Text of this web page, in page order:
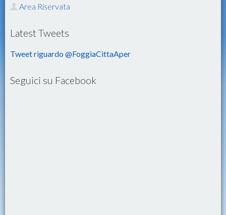
Area Riservata
Latest Tweets
Tweet riguardo @FoggiaCittaAper
Seguici su Facebook